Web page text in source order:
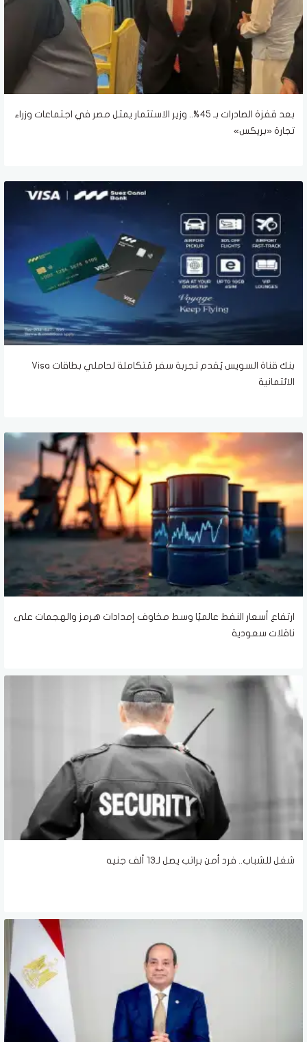
بعد قفزة الصادرات بـ 45%.. وزير الاستثمار يمثل مصر في اجتماعات وزراء
تجارة «بريكس»
بنك قناة السويس يُقدم تجربة سفر مُتكاملة لحاملي بطاقات Visa
الائتمانية
ارتفاع أسعار النفط عالميًا وسط مخاوف إمدادات هرمز والهجمات على
ناقلات سعودية
شغل للشباب.. فرد أمن براتب يصل لـ13 ألف جنيه